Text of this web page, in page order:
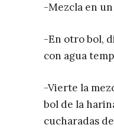
-Mezcla en
-En otro bol,
con agua
-Vierte la
bol de la
cucharadas